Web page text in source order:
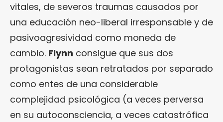
vitales, de severos traumas causados por
una educación neo-liberal irresponsable y de
pasivoagresividad como moneda de
cambio. Flynn consigue que sus dos
protagonistas sean retratados por separado
como entes de una considerable
complejidad psicológica (a veces perversa
en su autoconsciencia, a veces catastrófica